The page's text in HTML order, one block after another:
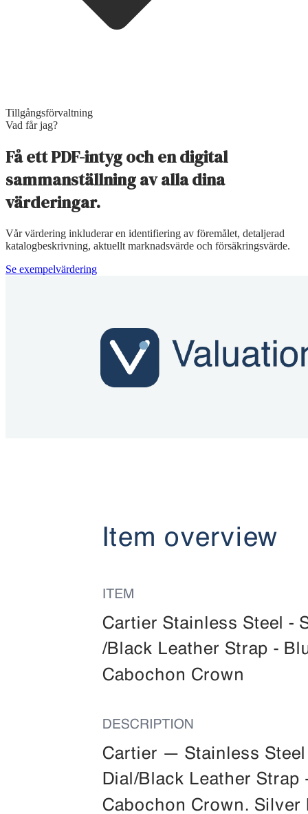
Tillgångsförvaltning
Vad får jag?
Få ett PDF-intyg och en digital
sammanställning av alla dina
värderingar.
Vår värdering inkluderar en identifiering av föremålet, detaljerad
katalogbeskrivning, aktuellt marknadsvärde och försäkringsvärde.
Se exempelvärdering